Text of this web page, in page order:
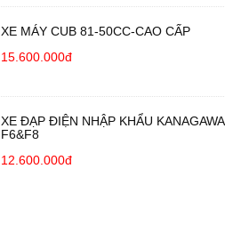
XE MÁY CUB 81-50CC-CAO CẤP
15.600.000đ
XE ĐẠP ĐIỆN NHẬP KHẨU KANAGAWA
F6&F8
12.600.000đ